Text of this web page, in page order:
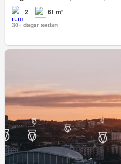
2
61 m²
30+ dagar sedan